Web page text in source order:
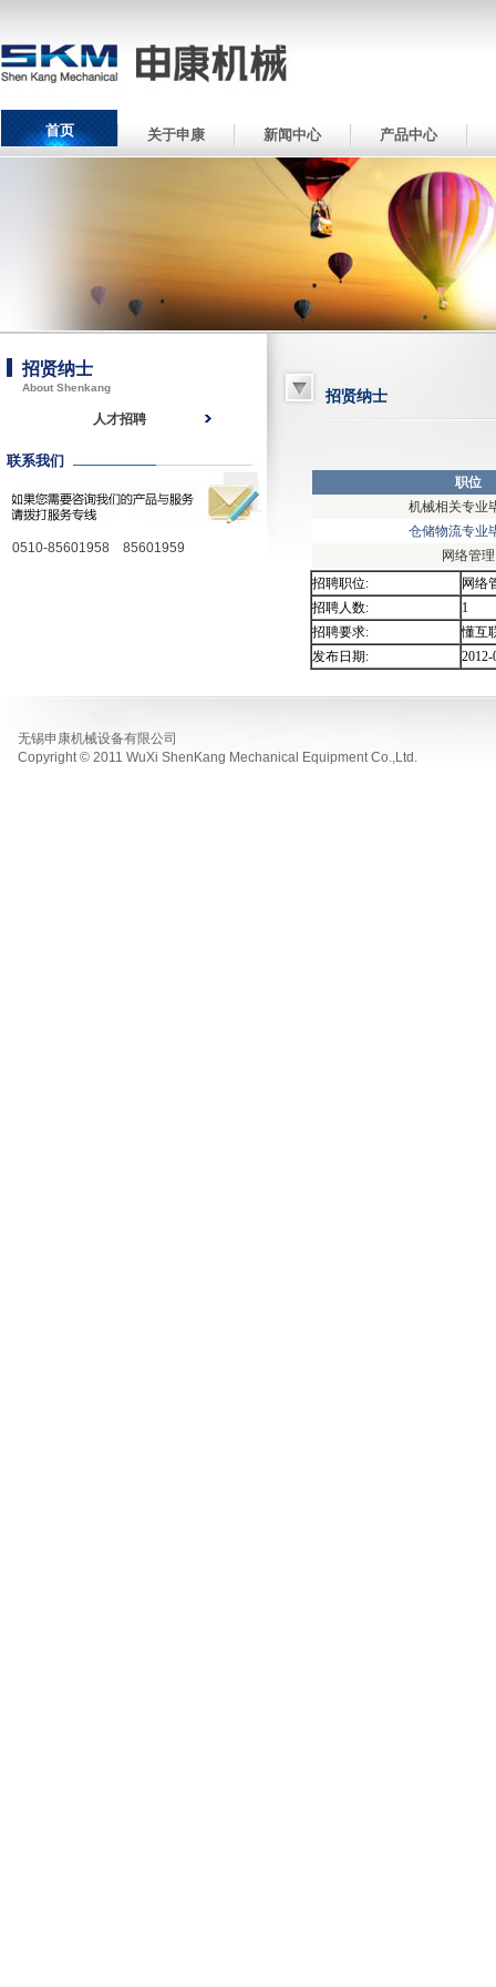
首页 关于申康 新闻中心 产品中心
招贤纳士
About Shenkang
人才招聘
联系我们
0510-85601958 85601959
招贤纳士
职位
机械相关专业
仓储物流专业
网络管理
招聘职位:
网络
招聘人数:
1
招聘要求:
懂互
发布日期:
2012-
无锡申康机械设备有限公司
Copyright © 2011 WuXi ShenKang Mechanical Equipment Co.,Ltd.